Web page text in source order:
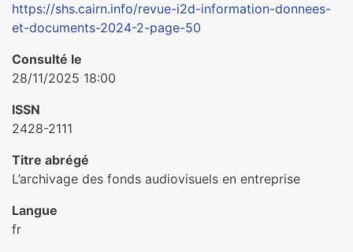
https://shs.cairn.info/revue-i2d-information-donnees-
et-documents-2024-2-page-50
Consulté le
28/11/2025 18:00
ISSN
2428-2111
Titre abrégé
L’archivage des fonds audiovisuels en entreprise
Langue
fr